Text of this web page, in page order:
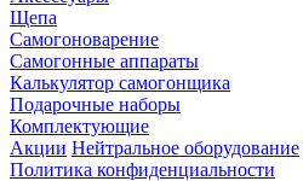
Щепа
Самогоноварение
Самогонные аппараты
Калькулятор самогонщика
Подарочные наборы
Комплектующие
Акции Нейтральное оборудование
Политика конфиденциальности